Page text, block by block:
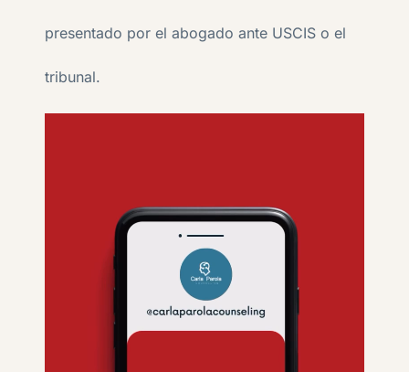
presentado por el abogado ante USCIS o el
tribunal.